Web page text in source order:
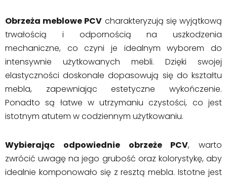
Obrzeża meblowe PCV charakteryzują się wyjątkową
trwałością i odpornością na uszkodzenia
mechaniczne, co czyni je idealnym wyborem do
intensywnie użytkowanych mebli. Dzięki swojej
elastyczności doskonale dopasowują się do kształtu
mebla, zapewniając estetyczne wykończenie.
Ponadto są łatwe w utrzymaniu czystości, co jest
istotnym atutem w codziennym użytkowaniu.
Wybierając odpowiednie obrzeże PCV, warto
zwrócić uwagę na jego grubość oraz kolorystykę, aby
idealnie komponowało się z resztą mebla. Istotne jest